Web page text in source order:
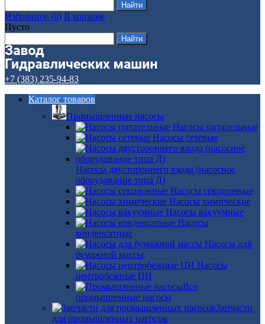
Избранное (0) В корзине
Пусто
+7 (383) 235-94-83
Каталог товаров
Промышленные насосы
Насосы питательные
Насосы сетевые
Насосы двустороннего входа (насосное
оборудование типа Д)
Насосы секционные
Насосы химические
Насосы вакуумные
Насосы
конденсатные
Насосы для
бумажной массы
Насосы
центробежные ЦН
Все
промышленные насосы
Запчасти
для промышленных насосов